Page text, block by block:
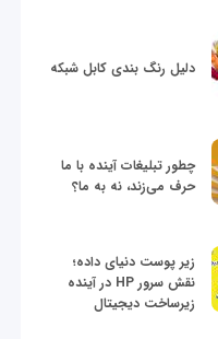
دلیل رنگ بندی کابل شبکه
چطور تبلیغات آینده با ما
حرف می‌زند، نه به ما؟
زیر پوست دنیای داده؛
نقش سرور HP در آینده
زیرساخت دیجیتال